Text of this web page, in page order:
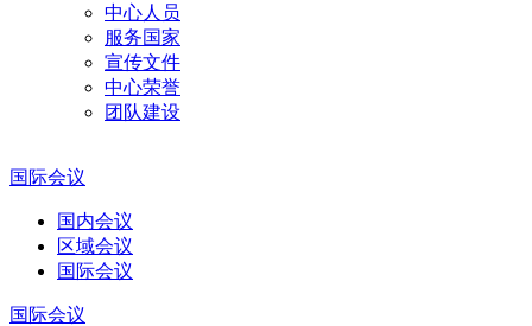
中心人员
服务国家
宣传文件
中心荣誉
团队建设
国际会议
国内会议
区域会议
国际会议
国际会议